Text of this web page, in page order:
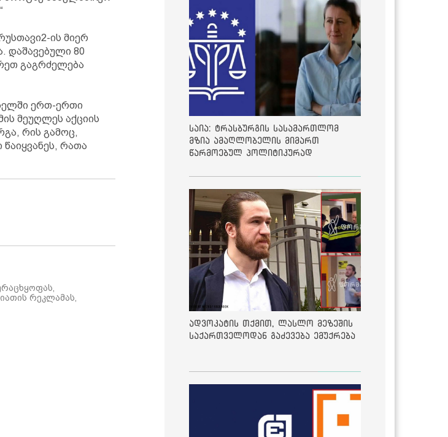
ის მიერ
დაშავებული 80
გაგრძელება
ერთ-ერთი
მეუღლეს აქციის
რის გამოც,
რათა
რეკლამას,
საია: ტრასბურგის სასამართლომ
მზია ამაღლობელის მიმართ
წარმოებულ პოლიტიკურად
მეოთხე საჩივარი დაარეგისტრირა
ადვოკატის თქმით, ლასლო მეზეშის
საქართველოდან გაძევება ემუქრება